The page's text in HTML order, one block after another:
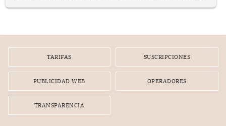
por la frustrada realización de un meet and greet con
TARIFAS SUSCRIPCIONES
PUBLICIDAD WEB OPERADORES
TRANSPARENCIA